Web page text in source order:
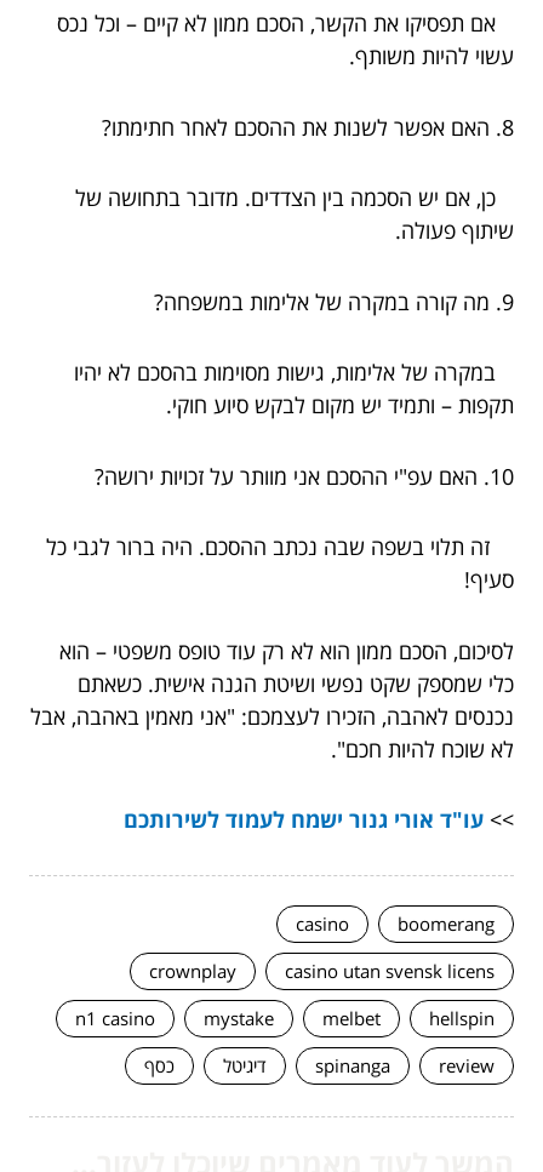
אם תפסיקו את הקשר, הסכם ממון לא קיים – וכל נכס
עשוי להיות משותף.
8. האם אפשר לשנות את ההסכם לאחר חתימתו?
כן, אם יש הסכמה בין הצדדים. מדובר בתחושה של
שיתוף פעולה.
9. מה קורה במקרה של אלימות במשפחה?
במקרה של אלימות, גישות מסוימות בהסכם לא יהיו
תקפות – ותמיד יש מקום לבקש סיוע חוקי.
10. האם עפ"י ההסכם אני מוותר על זכויות ירושה?
זה תלוי בשפה שבה נכתב ההסכם. היה ברור לגבי כל
סעיף!
לסיכום, הסכם ממון הוא לא רק עוד טופס משפטי – הוא
כלי שמספק שקט נפשי ושיטת הגנה אישית. כשאתם
נכנסים לאהבה, הזכירו לעצמכם: "אני מאמין באהבה, אבל
לא שוכח להיות חכם".
>> עו"ד אורי גנור ישמח לעמוד לשירותכם
boomerang
casino
casino utan svensk licens
crownplay
hellspin
melbet
mystake
n1 casino
review
spinanga דיגיטל כסף